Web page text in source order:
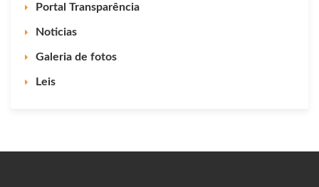
Portal Transparência
Noticias
Galeria de fotos
Leis